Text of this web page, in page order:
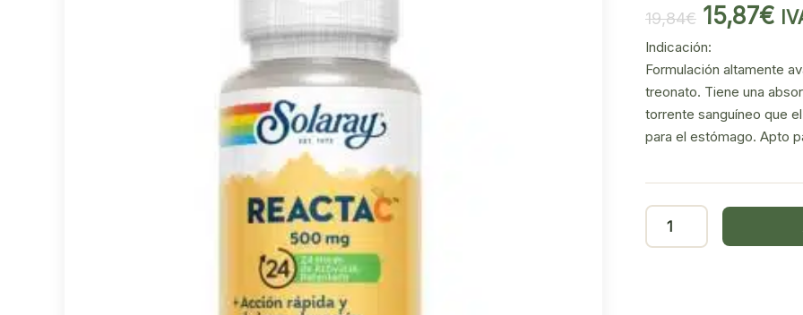
19,84€ El
precio
original
era:
19,84€.
15,87€El
Indicación:
Formulación altamente
treonato. Tiene una
torrente sanguíneo que
para el estómago. Apto
REACTA-
C